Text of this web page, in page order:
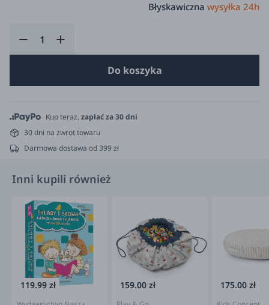
Błyskawiczna wysyłka 24h
Do koszyka
Kup teraz, zapłać za 30 dni
30 dni na zwrot towaru
Darmowa dostawa od 399 zł
Inni kupili również
119.99 zł 159.00 zł 175.00 zł